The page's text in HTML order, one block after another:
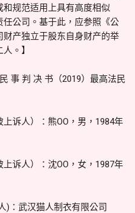
规范适用上具有高度相似
公司。基于此，应参照《公
产独立于股东自身财产的举
。】
事 判 决 书（2019）最高法民
诉人）：熊OO，男，1984年
诉人）：沈OO，女，1987年
)：武汉猫人制衣有限公司